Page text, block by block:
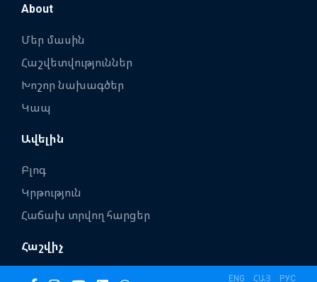
About
Մեր մասին
Հաշվետվություններ
Խոշոր նախագծեր
Կապ
Ավելին
Բլոգ
Կրթություն
Հաճախ տրվող հարցեր
Հաշվիչ
ENG ՀԱՅ РУС